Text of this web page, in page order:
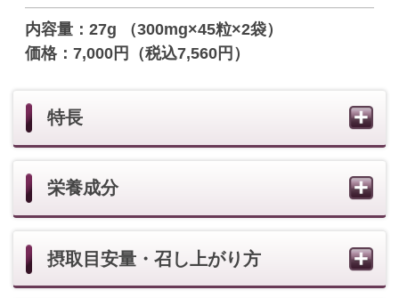
ご飲用・保存上の注意
健康食品 一覧を見る
一人ひとりのお客様の肌が必要としている化粧
品を、きめ細やかなアドバイスやサービスと共